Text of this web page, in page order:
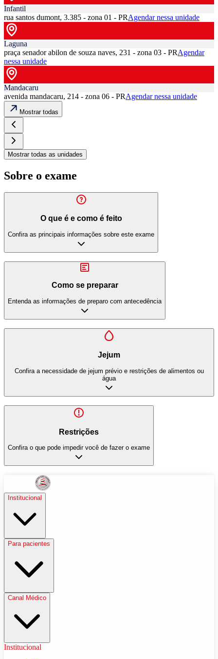
Infantil
rua santos dumont, 3.385 - zona 01 - PRAgendar nessa unidade
Laguna
praça senador abilon de souza naves, 231 - zona 03 - PRAgendar
nessa unidade
Mandacaru
avenida mandacaru, 214 - zona 06 - PRAgendar nessa unidade
Mostrar todas
Mostrar todas as unidades
Sobre o exame
O que é e como é feito
Confira as principais informações sobre este exame
Como se preparar
Entenda as informações de preparo com antecedência
Jejum
Confira a necessidade de jejum prévio e restrições de alimentos ou
água
Restrições
Confira o que pode impedir você de fazer o exame
Institucional
Para pacientes
Canal Médico
Institucional